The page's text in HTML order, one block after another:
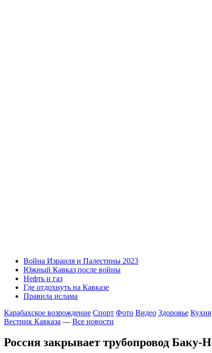
Война Израиля и Палестины 2023
Южный Кавказ после войны
Нефть и газ
Где отдохнуть на Кавказе
Правила ислама
Карабахское возрождение Спорт Фото Видео Здоровье Кухня
Вестник Кавказа — Все новости
Россия закрывает трубопровод Баку-